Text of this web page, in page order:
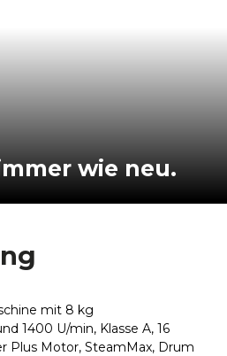
wie neu.
mit 8 kg
1400 U/min, Klasse A, 16
Plus Motor, SteamMax, Drum